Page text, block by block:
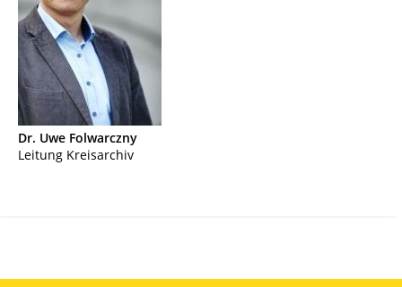
Dr. Uwe Folwarczny
Leitung Kreisarchiv